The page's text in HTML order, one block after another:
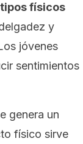
físicos
y
jóvenes
sentimientos
genera un
físico sirve